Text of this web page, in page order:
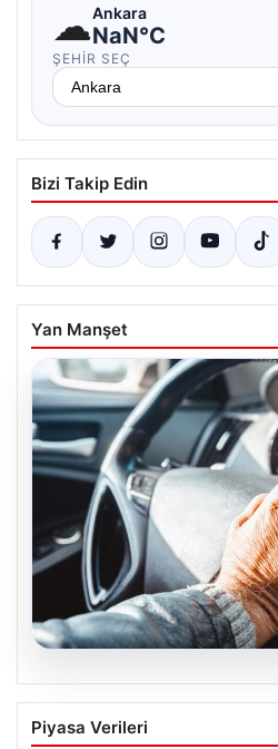
☁Ankara
NaN°C
ŞEHIR SEÇ
Bizi Takip Edin
Yan Manşet
Emekliye ÖTV’siz
yasa çıkacak mı?
Piyasa Verileri